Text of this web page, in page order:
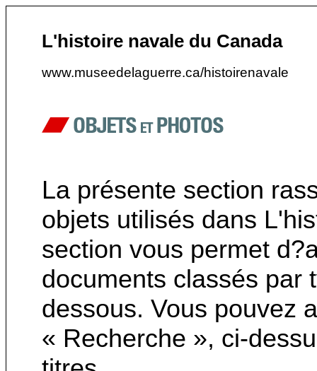
L'histoire navale du Canada
www.museedelaguerre.ca/histoirenavale
La présente section
objets utilisés dans
section vous permet
documents classés par
dessous. Vous pouvez
« Recherche », ci-